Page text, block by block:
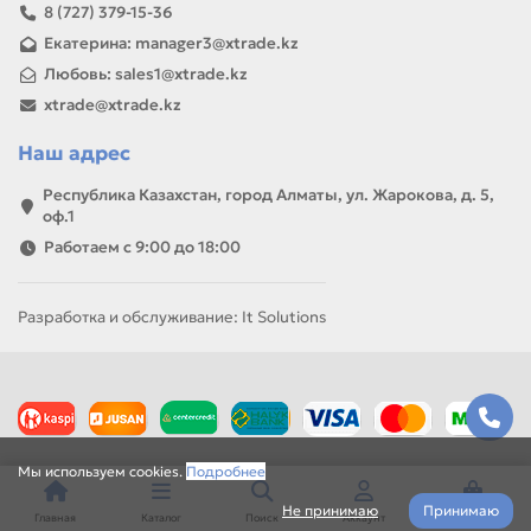
Мы используем cookies. Подробнее
Не принимаю Принимаю
8 (727) 379-15-36
Екатерина: manager3@xtrade.kz
Любовь: sales1@xtrade.kz
xtrade@xtrade.kz
Наш адрес
Республика Казахстан, город Алматы, ул. Жарокова, д. 5,
оф.1
Работаем с 9:00 до 18:00
Разработка и обслуживание: It Solutions
Главная Каталог Поиск Аккаунт Корзина